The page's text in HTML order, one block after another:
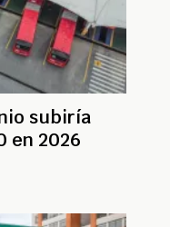
subiría
en 2026